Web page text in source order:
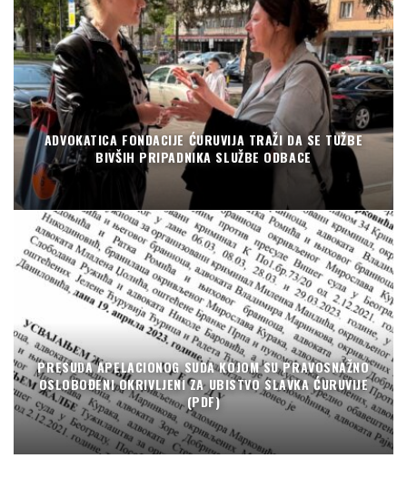
ADVOKATICA FONDACIJE ĆURUVIJA TRAŽI DA SE TUŽBE
BIVŠIH PRIPADNIKA SLUŽBE ODBACE
PRESUDA APELACIONOG SUDA KOJOM SU PRAVOSNAŽNO
OSLOBOĐENI OKRIVLJENI ZA UBISTVO SLAVKA ĆURUVIJE
(PDF)